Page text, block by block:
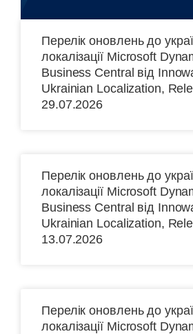
Перелік оновлень до
локалізації Microsoft
Business Central від
Ukrainian Localization,
29.07.2026
Перелік оновлень до
локалізації Microsoft
Business Central від
Ukrainian Localization,
13.07.2026
Перелік оновлень до
локалізації Microsoft